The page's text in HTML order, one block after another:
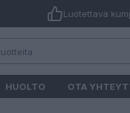
Luotettava
HUOLTO OTA